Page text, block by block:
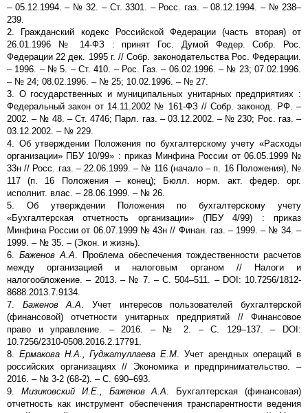
– 05.12.1994. – № 32. – Ст. 3301. – Росс. газ. – 08.12.1994. – № 238–
239.
2. Гражданский кодекс Российской Федерации (часть вторая) от
26.01.1996 № 14-ФЗ : принят Гос. Думой Федер. Собр. Рос.
Федерации 22 дек. 1995 г. // Собр. законодательства Рос. Федерации.
– 1996. – № 5. – Ст. 410. – Рос. Газ. – 06.02.1996. – № 23; 07.02.1996.
– № 24; 08.02.1996. – № 25; 10.02.1996. – № 27.
3. О государственных и муниципальных унитарных предприятиях :
Федеральный закон от 14.11.2002 № 161-ФЗ // Собр. законод. РФ. –
2002. – № 48. – Ст. 4746; Парл. газ. – 03.12.2002. – № 230; Рос. газ. –
03.12.2002. – № 229.
4. Об утверждении Положения по бухгалтерскому учету «Расходы
организации» ПБУ 10/99» : приказ Минфина России от 06.05.1999 №
33н // Росс. газ. – 22.06.1999. – № 116 (начало – п. 16 Положения), №
117 (п. 16 Положения – конец); Бюлл. норм. акт. федер. орг.
исполнит. влас. – 28.06.1999. – № 26.
5. Об утверждении Положения по бухгалтерскому учету
«Бухгалтерская отчетность организации» (ПБУ 4/99) : приказ
Минфина России от 06.07.1999 № 43н // Финан. газ. – 1999. – № 34. –
1999. – № 35. – (Экон. и жизнь).
6. Баженов А.А . Проблема обеспечения тождественности расчетов
между организацией и налоговым органом // Налоги и
налогообложение. – 2013. – № 7. – C. 504–511. – DOI: 10.7256/1812-
8688.2013.7.9134.
7. Баженов А.А . Учет интересов пользователей бухгалтерской
(финансовой) отчетности унитарных предприятий // Финансовое
право и управление. – 2016. – № 2. – C. 129–137. – DOI:
10.7256/2310-0508.2016.2.17791.
8. Ермакова Н.А., Гуджатуллаева Е.М . Учет арендных операций в
российских организациях // Экономика и предпринимательство. –
2016. – № 3-2 (68-2). – С. 690–693.
9. Мизиковский И.Е., Баженов А.А . Бухгалтерская (финансовая)
отчетность как инструмент обеспечения транспарентности ведения